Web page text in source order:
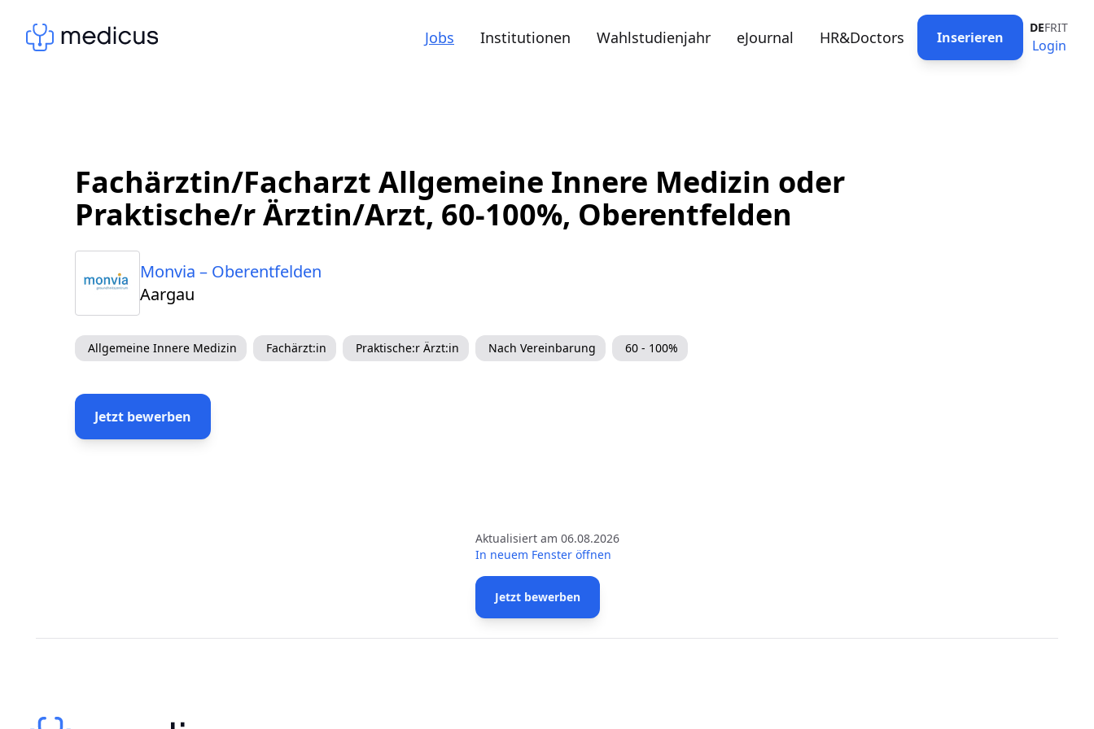
Jobs Institutionen Wahlstudienjahr eJournal HR&Doctors Inserieren
DEFRIT
Login
Fachärztin/Facharzt Allgemeine Innere Medizin oder
Praktische/r Ärztin/Arzt, 60-100%, Oberentfelden
Monvia – Oberentfelden
Aargau
Allgemeine Innere Medizin Fachärzt:in Praktische:r Ärzt:in Nach Vereinbarung 60 - 100%
Jetzt bewerben
Aktualisiert am 06.08.2026
In neuem Fenster öffnen
Jetzt bewerben